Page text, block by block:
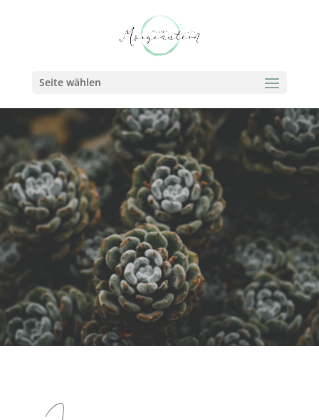
Seite wählen